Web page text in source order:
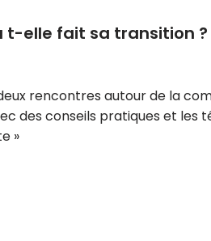
t-elle fait sa transition ?
rencontres autour de la
conseils pratiques et les
»